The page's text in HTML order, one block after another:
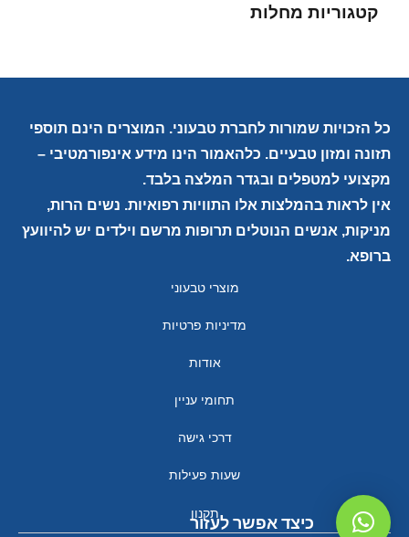
קטגוריות מחלות
כל הזכויות שמורות לחברת טבעוני. המוצרים הינם תוספי
תזונה ומזון טבעיים. כלהאמור הינו מידע אינפורמטיבי –
מקצועי למטפלים ובגדר המלצה בלבד.
אין לראות בהמלצות אלו התוויות רפואיות. נשים הרות,
מניקות, אנשים הנוטלים תרופות מרשם וילדים יש להיוועץ
ברופא.
מוצרי טבעוני
מדיניות פרטיות
אודות
תחומי עניין
דרכי גישה
שעות פעילות
תקנון
כיצד אפשר לעזור